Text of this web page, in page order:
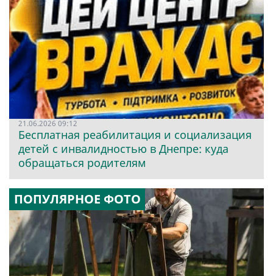
21.06.2026 09:12
Бесплатная реабилитация и социализация
детей с инвалидностью в Днепре: куда
обращаться родителям
ПОПУЛЯРНОЕ ФОТО